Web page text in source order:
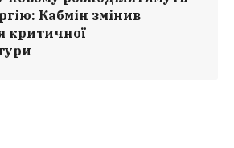
Кабмін змінив
критичної